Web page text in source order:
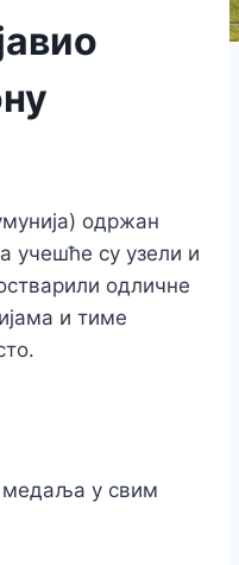
одржан
учешће су узели и
остварили одличне
и тиме
медаља у свим